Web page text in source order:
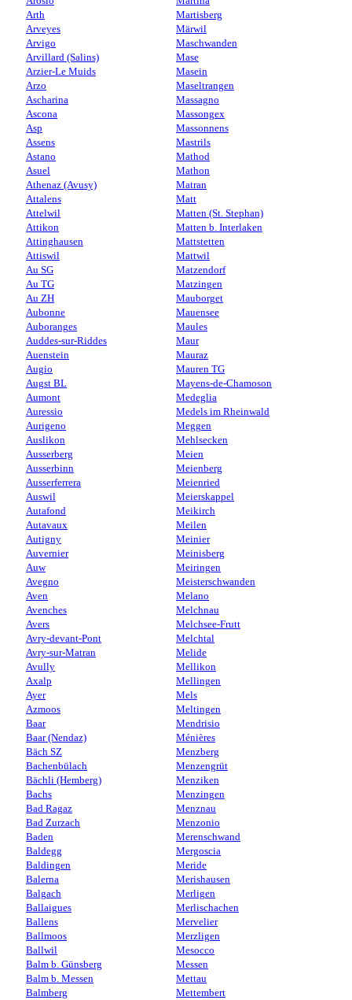
Arth
Arveyes
Arvigo
Arvillard (Salins)
Arzier-Le Muids
Arzo
Ascharina
Ascona
Asp
Assens
Astano
Asuel
Athenaz (Avusy)
Attalens
Attelwil
Attikon
Attinghausen
Attiswil
Au SG
Au TG
Au ZH
Aubonne
Auboranges
Auddes-sur-Riddes
Auenstein
Augio
Augst BL
Aumont
Auressio
Aurigeno
Auslikon
Ausserberg
Ausserbinn
Ausserferrera
Auswil
Autafond
Autavaux
Autigny
Auvernier
Auw
Avegno
Aven
Avenches
Avers
Avry-devant-Pont
Avry-sur-Matran
Avully
Axalp
Ayer
Azmoos
Baar
Baar (Nendaz)
Bäch SZ
Bachenbülach
Bächli (Hemberg)
Bachs
Bad Ragaz
Bad Zurzach
Baden
Baldegg
Baldingen
Balerna
Balgach
Ballaigues
Ballens
Ballmoos
Ballwil
Balm b. Günsberg
Balm b. Messen
Balmberg
Martisberg
Märwil
Maschwanden
Mase
Masein
Maseltrangen
Massagno
Massongex
Massonnens
Mastrils
Mathod
Mathon
Matran
Matt
Matten (St. Stephan)
Matten b. Interlaken
Mattstetten
Mattwil
Matzendorf
Matzingen
Mauborget
Mauensee
Maules
Maur
Mauraz
Mauren TG
Mayens-de-Chamoson
Medeglia
Medels im Rheinwald
Meggen
Mehlsecken
Meien
Meienberg
Meienried
Meierskappel
Meikirch
Meilen
Meinier
Meinisberg
Meiringen
Meisterschwanden
Melano
Melchnau
Melchsee-Frutt
Melchtal
Melide
Mellikon
Mellingen
Mels
Meltingen
Mendrisio
Ménières
Menzberg
Menzengrüt
Menziken
Menzingen
Menznau
Menzonio
Merenschwand
Mergoscia
Meride
Merishausen
Merligen
Merlischachen
Mervelier
Merzligen
Mesocco
Messen
Mettau
Mettembert